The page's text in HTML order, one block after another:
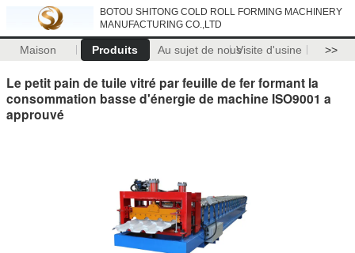
BOTOU SHITONG COLD ROLL FORMING MACHINERY
MANUFACTURING CO.,LTD
Maison Produits Au sujet de nousVisite d'usine >>
Le petit pain de tuile vitré par feuille de fer formant la
consommation basse d'énergie de machine ISO9001 a
approuvé